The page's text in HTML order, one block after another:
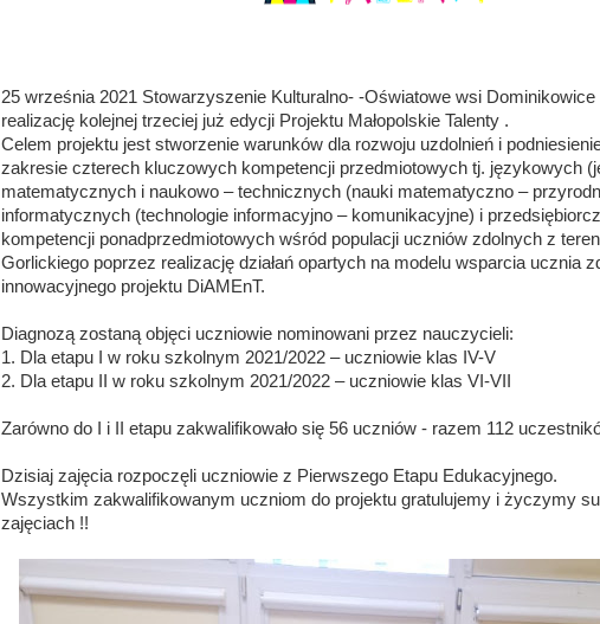
25 września 2021 Stowarzyszenie Kulturalno- -Oświatowe wsi Dominikowice
realizację kolejnej trzeciej już edycji Projektu Małopolskie Talenty .
Celem projektu jest stworzenie warunków dla rozwoju uzdolnień i
zakresie czterech kluczowych kompetencji przedmiotowych tj. językowych
matematycznych i naukowo – technicznych (nauki matematyczno –
informatycznych (technologie informacyjno – komunikacyjne) i
kompetencji ponadprzedmiotowych wśród populacji uczniów zdolnych z
Gorlickiego poprzez realizację działań opartych na modelu wsparcia ucznia
innowacyjnego projektu DiAMEnT.
Diagnozą zostaną objęci uczniowie nominowani przez nauczycieli:
1. Dla etapu I w roku szkolnym 2021/2022 – uczniowie klas IV-V
2. Dla etapu II w roku szkolnym 2021/2022 – uczniowie klas VI-VII
Zarówno do I i II etapu zakwalifikowało się 56 uczniów - razem 112
Dzisiaj zajęcia rozpoczęli uczniowie z Pierwszego Etapu Edukacyjnego.
Wszystkim zakwalifikowanym uczniom do projektu gratulujemy i życzymy
zajęciach !!